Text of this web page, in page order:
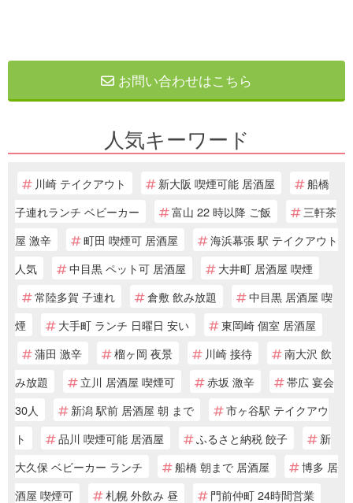
お問い合わせはこちら
人気キーワード
川崎 テイクアウト 新大阪 喫煙可能 居酒屋
船橋
子連れランチ ベビーカー
富山 22 時以降 ご飯
三軒茶
屋 激辛
町田 喫煙可 居酒屋
海浜幕張 駅 テイクアウト
人気
中目黒 ペット可 居酒屋
大井町 居酒屋 喫煙
常陸多賀 子連れ
倉敷 飲み放題
中目黒 居酒屋 喫
煙
大手町 ランチ 日曜日 安い
東岡崎 個室 居酒屋
蒲田 激辛
榴ヶ岡 夜景 川崎 接待
南大沢 飲
み放題
立川 居酒屋 喫煙可 赤坂 激辛
帯広 宴会
30人
新潟 駅前 居酒屋 朝 まで
市ヶ谷駅 テイクアウ
ト
品川 喫煙可能 居酒屋 ふるさと納税 餃子
新
大久保 ベビーカー ランチ
船橋 朝まで 居酒屋
博多 居
酒屋 喫煙可
札幌 外飲み 昼 門前仲町 24時間営業